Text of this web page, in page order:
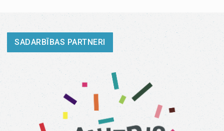
SADARBĪBAS PARTNERI